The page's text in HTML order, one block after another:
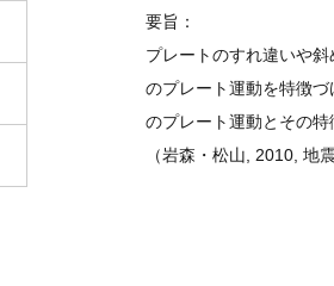
要旨：
プレートのすれ違いや
のプレート運動を特徴
のプレート運動とその
（岩森・松山, 2010, 地